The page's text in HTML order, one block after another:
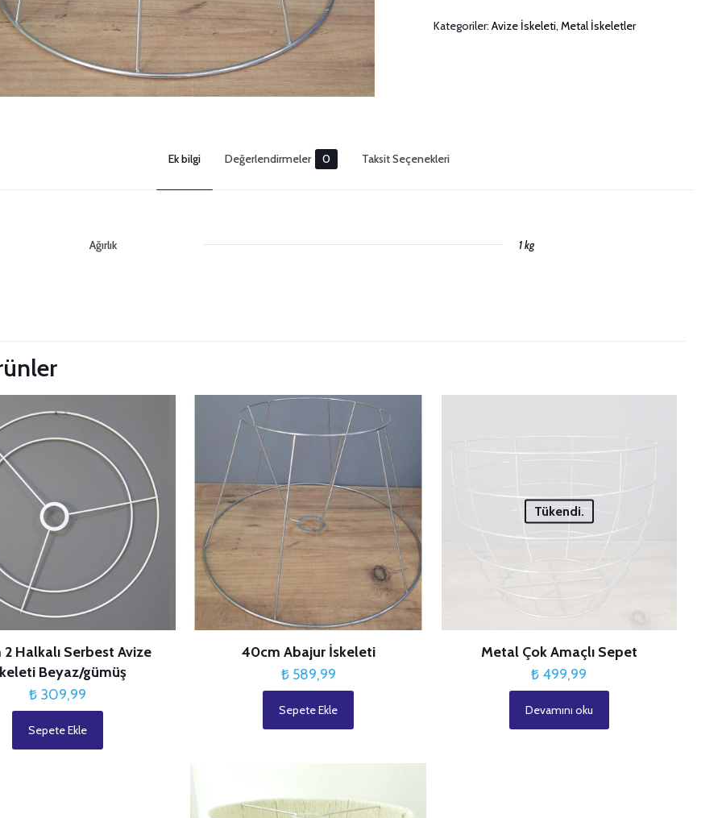
Kategoriler:Avize İskeleti,Metal İskeletler
Ek bilgi Değerlendirmeler 0 Taksit Seçenekleri
Ağırlık 1 kg
Derecelendirmeniz
1/5
yıldız
2/5
yıldız
5/5
İsim*
E-
Halkalı Serbest Avize
Beyaz/gümüş
₺309,99
Sepete Ekle
40cm Abajur İskeleti
₺589,99
Sepete Ekle
Tükendi.
Metal Çok Amaçlı Sepet
₺ 499,99
Devamını oku